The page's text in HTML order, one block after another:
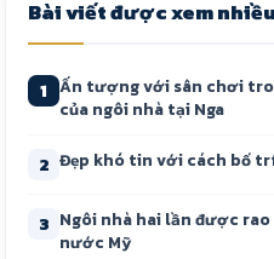
Bài viết được xem
1 Ấn tượng với sân chơi
của ngôi nhà tại Nga
2 Đẹp khó tin với cách bố trí
3 Ngôi nhà hai lần được
nước Mỹ